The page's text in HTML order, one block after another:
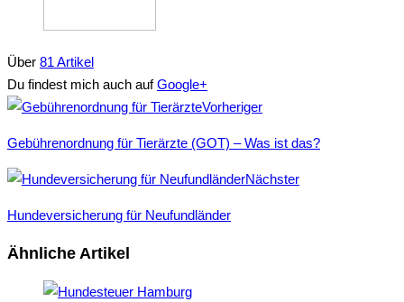
Über 81 Artikel
Du findest mich auch aufGoogle+
Facebook
Twitter
Google+ Vorheriger
Gebührenordnung für Tierärzte (GOT) – Was ist das?
Nächster
Hundeversicherung für Neufundländer
Ähnliche Artikel